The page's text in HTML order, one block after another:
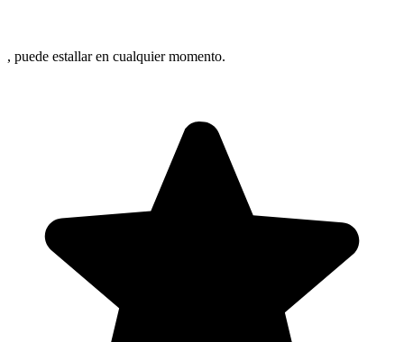
, puede estallar en cualquier momento.